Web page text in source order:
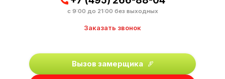
с 9:00 до 21:00 без выходных
Заказать звонок
Вызов замерщика